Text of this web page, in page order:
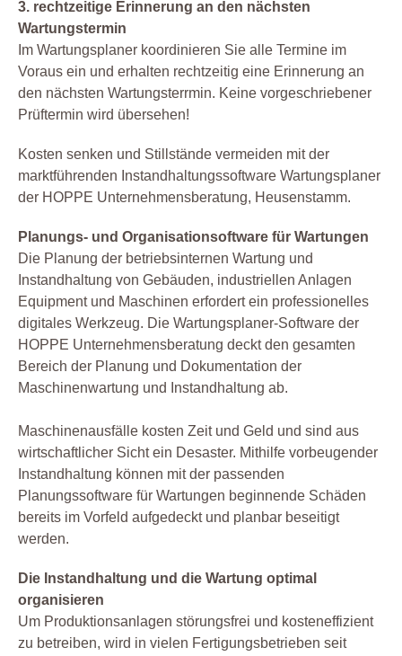
3. rechtzeitige Erinnerung an den nächsten
Wartungstermin
Im Wartungsplaner koordinieren Sie alle Termine im
Voraus ein und erhalten rechtzeitig eine Erinnerung an
den nächsten Wartungsterrmin. Keine vorgeschriebener
Prüftermin wird übersehen!
Kosten senken und Stillstände vermeiden mit der
marktführenden Instandhaltungssoftware Wartungsplaner
der HOPPE Unternehmensberatung, Heusenstamm.
Planungs- und Organisationsoftware für Wartungen
Die Planung der betriebsinternen Wartung und
Instandhaltung von Gebäuden, industriellen Anlagen
Equipment und Maschinen erfordert ein professionelles
digitales Werkzeug. Die Wartungsplaner-Software der
HOPPE Unternehmensberatung deckt den gesamten
Bereich der Planung und Dokumentation der
Maschinenwartung und Instandhaltung ab.
Maschinenausfälle kosten Zeit und Geld und sind aus
wirtschaftlicher Sicht ein Desaster. Mithilfe vorbeugender
Instandhaltung können mit der passenden
Planungssoftware für Wartungen beginnende Schäden
bereits im Vorfeld aufgedeckt und planbar beseitigt
werden.
Die Instandhaltung und die Wartung optimal
organisieren
Um Produktionsanlagen störungsfrei und kosteneffizient
zu betreiben, wird in vielen Fertigungsbetrieben seit